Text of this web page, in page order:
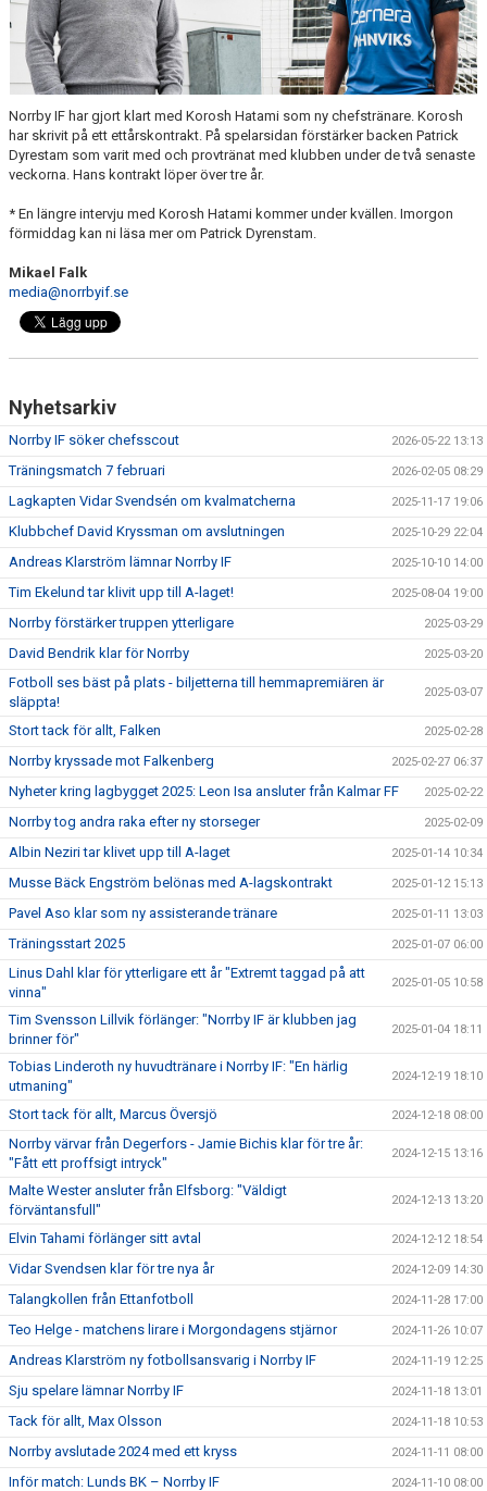
DOKUMENT
BILDARKIV
TABELL ETTAN SÖDRA 2025
Norrby IF har gjort klart med Korosh Hatami som ny chefstränare. Korosh
har skrivit på ett ettårskontrakt. På spelarsidan förstärker backen Patrick
Dyrestam som varit med och provtränat med klubben under de två senaste
veckorna. Hans kontrakt löper över tre år.
* En längre intervju med Korosh Hatami kommer under kvällen. Imorgon
förmiddag kan ni läsa mer om Patrick Dyrenstam.
Mikael Falk
media@norrbyif.se
Nyhetsarkiv
Norrby IF söker chefsscout 2026-05-22 13:13
Träningsmatch 7 februari 2026-02-05 08:29
Lagkapten Vidar Svendsén om kvalmatcherna 2025-11-17 19:06
Klubbchef David Kryssman om avslutningen 2025-10-29 22:04
Andreas Klarström lämnar Norrby IF 2025-10-10 14:00
Tim Ekelund tar klivit upp till A-laget! 2025-08-04 19:00
Norrby förstärker truppen ytterligare 2025-03-29
David Bendrik klar för Norrby 2025-03-20
Fotboll ses bäst på plats - biljetterna till hemmapremiären är
släppta!
2025-03-07
Stort tack för allt, Falken 2025-02-28
Norrby kryssade mot Falkenberg 2025-02-27 06:37
Nyheter kring lagbygget 2025: Leon Isa ansluter från Kalmar FF 2025-02-22
Norrby tog andra raka efter ny storseger 2025-02-09
Albin Neziri tar klivet upp till A-laget 2025-01-14 10:34
Musse Bäck Engström belönas med A-lagskontrakt 2025-01-12 15:13
Pavel Aso klar som ny assisterande tränare 2025-01-11 13:03
Träningsstart 2025 2025-01-07 06:00
Linus Dahl klar för ytterligare ett år "Extremt taggad på att
vinna"
2025-01-05 10:58
Tim Svensson Lillvik förlänger: "Norrby IF är klubben jag
brinner för"
2025-01-04 18:11
Tobias Linderoth ny huvudtränare i Norrby IF: "En härlig
utmaning"
2024-12-19 18:10
Stort tack för allt, Marcus Översjö 2024-12-18 08:00
Norrby värvar från Degerfors - Jamie Bichis klar för tre år:
"Fått ett proffsigt intryck"
2024-12-15 13:16
Malte Wester ansluter från Elfsborg: "Väldigt
förväntansfull"
2024-12-13 13:20
Elvin Tahami förlänger sitt avtal 2024-12-12 18:54
Vidar Svendsen klar för tre nya år 2024-12-09 14:30
Talangkollen från Ettanfotboll 2024-11-28 17:00
Teo Helge - matchens lirare i Morgondagens stjärnor 2024-11-26 10:07
Andreas Klarström ny fotbollsansvarig i Norrby IF 2024-11-19 12:25
Sju spelare lämnar Norrby IF 2024-11-18 13:01
Tack för allt, Max Olsson 2024-11-18 10:53
Norrby avslutade 2024 med ett kryss 2024-11-11 08:00
Inför match: Lunds BK – Norrby IF 2024-11-10 08:00